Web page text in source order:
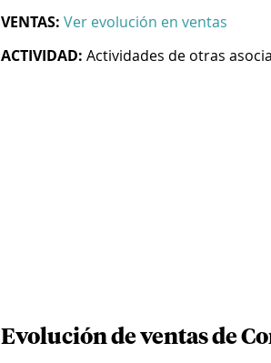
VENTAS: Ver evolución en ventas
ACTIVIDAD: Actividades de otras
Evolución de ventas de